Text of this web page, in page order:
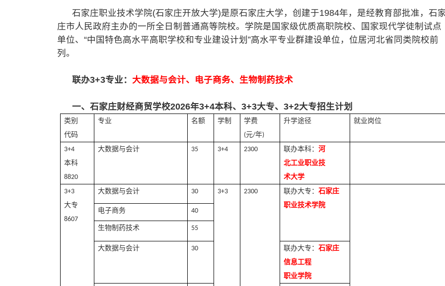
石家庄职业技术学院(石家庄开放大学)是原石家庄大学，创建于1984年，是经教育部批准，石
庄市人民政府主办的一所全日制普通高等院校。学院是国家级优质高职院校、国家现代学徒制试点
单位、“中国特色高水平高职学校和专业建设计划”高水平专业群建设单位，位居河北省同类院校前
列。
联办3+3专业： 大数据与会计、电子商务、生物制药技术
一、石家庄财经商贸学校2026年3+4本科、3+3大专、3+2大专招生计划
类别
代码
专业 名额 学制
学费
(元/年)
升学途径 就业岗位
3+4
本科
8820
大数据与会计 35 3+4 2300 联办本科： 河
北工业职业技
术大学
3+3
大专
8607
大数据与会计 30 3+3 2300 联办大专： 石家庄
职业技术学院
电子商务 40
生物制药技术 55
大数据与会计 30 联办大专： 石家庄
信息工程
职业学院